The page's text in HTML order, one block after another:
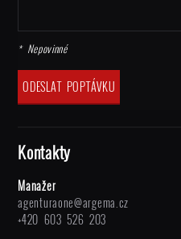
* Nepovinné
Kontakty
Manažer
agenturaone@argema.cz
+420 603 526 203